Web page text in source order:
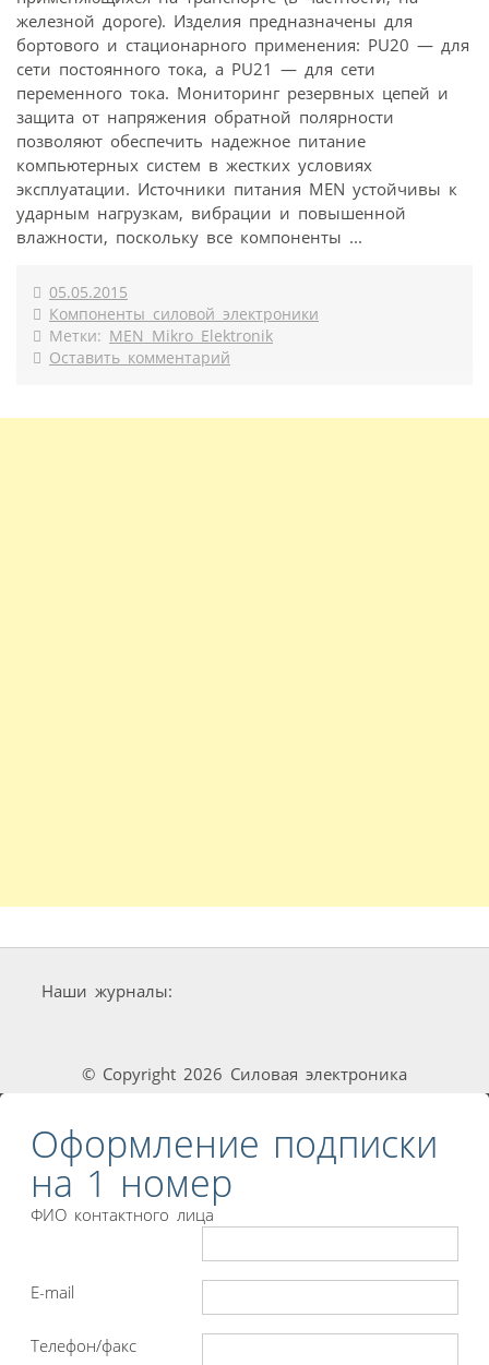
железной дороге). Изделия предназначены для
бортового и стационарного применения: PU20 — для
сети постоянного тока, а PU21 — для сети
переменного тока. Мониторинг резервных цепей и
защита от напряжения обратной полярности
позволяют обеспечить надежное питание
компьютерных систем в жестких условиях
эксплуатации. Источники питания MEN устойчивы к
ударным нагрузкам, вибрации и повышенной
влажности, поскольку все компоненты ...
05.05.2015
Компоненты силовой электроники
Метки: MEN Mikro Elektronik
Оставить комментарий
Наши журналы:
© Copyright 2026 Силовая электроника
Оформление подписки
на 1 номер
ФИО контактного лица
E-mail
Телефон/факс